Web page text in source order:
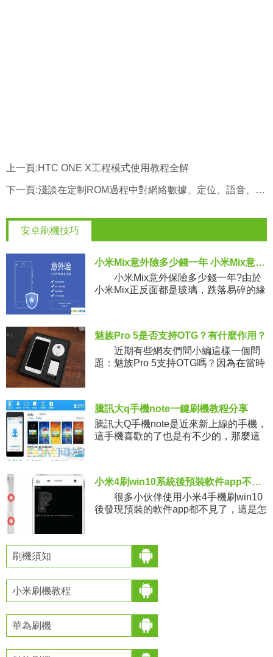
上一頁:HTC ONE X工程模式使用教程全解
下一頁:淺談在定制ROM過程中對網絡數據、定位、語音、內存等方面做優化
安卓刷機技巧
小米Mix意外險多少錢一年 小米Mix意外險介紹
小米Mix意外保險多少錢一年?由於
小米Mix正反面都是玻璃，跌落易碎的緣
魅族Pro 5是否支持OTG？有什麼作用？
近期有些網友們問小編這樣一個問
題：魅族Pro 5支持OTG嗎？因為在當時
騰訊大q手機note一鍵刷機教程分享
騰訊大Q手機note是近來新上線的手機，
這手機喜歡的了也是有不少的，那麼這
小米4刷win10系統後預裝軟件app不見了怎麼辦 解決方法介紹
很多小伙伴使用小米4手機刷win10
後發現預裝的軟件app都不見了，這是怎
來詳細的介紹
刷機須知
小米刷機教程
華為刷機